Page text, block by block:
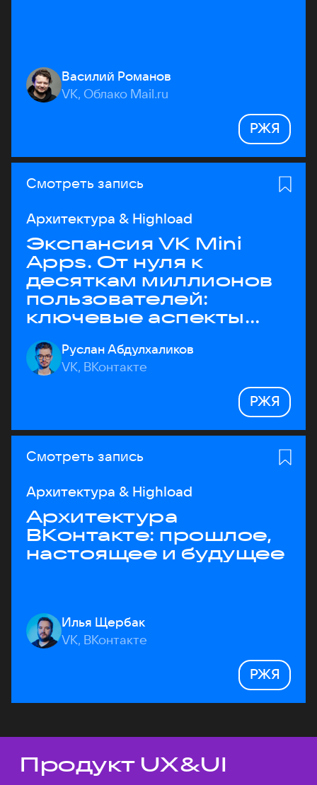
Василий Романов
VK, Облако Mail.ru
РЖЯ
Смотреть запись
Архитектура & Highload
Экспансия VK Mini
Apps. От нуля к
десяткам миллионов
пользователей:
ключевые аспекты
архитектуры
Руслан Абдулхаликов
VK, ВКонтакте
РЖЯ
Смотреть запись
Архитектура & Highload
Архитектура
ВКонтакте: прошлое,
настоящее и будущее
Илья Щербак
VK, ВКонтакте
РЖЯ
Темы докладов
Продукт UX&UI